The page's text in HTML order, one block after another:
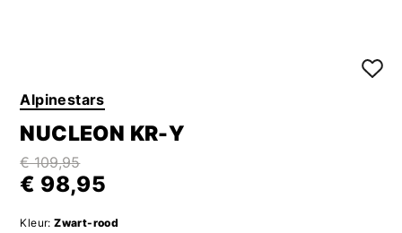
Alpinestars
NUCLEON KR-Y
€ 109,95
€ 98,95
Kleur: Zwart-rood